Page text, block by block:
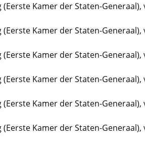
(Eerste Kamer der Staten-
Kamer der Staten-
(Eerste Kamer der Staten-
Kamer der Staten-
(Eerste Kamer der Staten-
(Eerste Kamer der Staten-